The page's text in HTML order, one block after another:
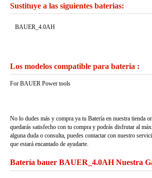
Sustituye a las siguientes baterias:
BAUER_4.0AH
Los modelos compatible para bateria :
For BAUER Power tools
No lo dudes más y compra ya tu Batería en nuestra tienda
quedarás satisfecho con tu compra y podrás disfrutar al
alguna duda o consulta, puedes contactar con nuestro
que estará encantado de ayudarte.
Batería bauer BAUER_4.0AH Nuestra